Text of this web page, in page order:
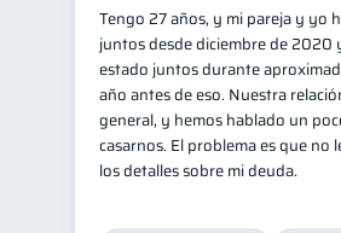
Tengo 27 años, y mi pareja y yo
juntos desde diciembre de 2020
estado juntos durante
año antes de eso. Nuestra
general, y hemos hablado un
casarnos. El problema es que no
los detalles sobre mi deuda.